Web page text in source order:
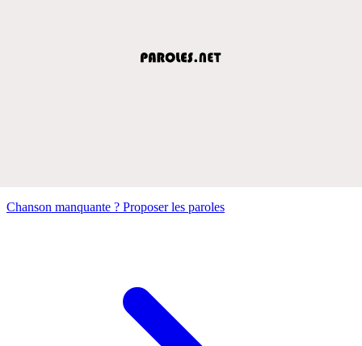
Chanson manquante ? Proposer les paroles